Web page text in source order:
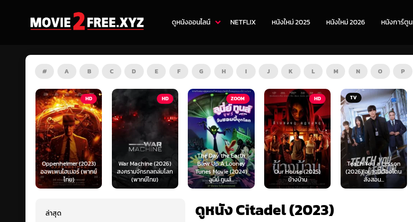
ดูหนังออนไลน์ NETFLIX หนังใหม่ 2025 หนังใหม่ 2026 หนังการ์ตูน
# A B C D E F G H I J K L M N O P
HD
War Machine (2026)
สงครามจักรกลถล่มโลก
(พากย์ไทย)
ZOOM
The Day the Earth
Blew Up A Looney
Tunes Movie (2024)
ลูนี่ย์ ทูนส์...
HD
Our House (2025)
ข้างบ้าน
TV
Teach You a Lesson
(2026) อย่างนี้ต้องโดน
สั่งสอน...
TV
IT Welcome to Derry
(2025) อิท: ยินดีต้อนรับ
สู่เดอร์รี่
ดูหนัง Citadel (2023)
ล่าสุด